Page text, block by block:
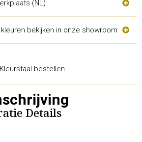
(NL)
bekijken in onze showroom
Kleurstaal bestellen
Details